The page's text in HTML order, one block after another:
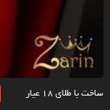
ساخت با طلای ۱۸ عیار